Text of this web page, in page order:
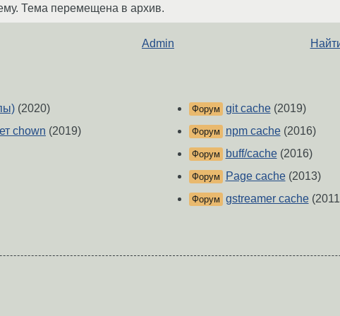
Тема перемещена в архив.
Admin
(2020)
chown (2019)
Форум git cache(2019)
Форум npm cache(2016)
Форум buff/cache(2016)
Форум Page cache(2013)
Форум gstreamer cache